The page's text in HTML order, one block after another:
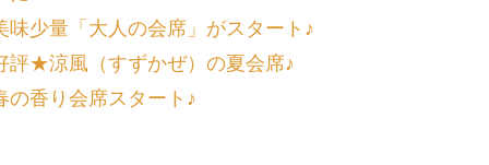
味少量「大人の会席」がスタート♪
評★涼風（すずかぜ）の夏会席♪
の香り会席スタート♪